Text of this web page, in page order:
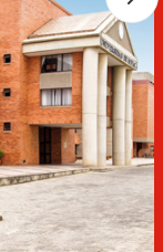
de 3:00 a 7:00
a 2:00 de
20700Cel: